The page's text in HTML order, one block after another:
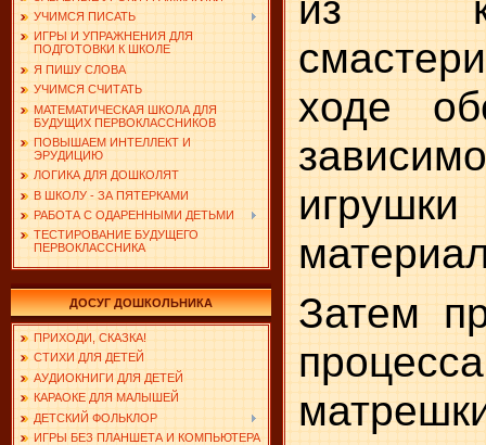
УЧИМСЯ ПИСАТЬ
ИГРЫ И УПРАЖНЕНИЯ ДЛЯ
ПОДГОТОВКИ К ШКОЛЕ
Я ПИШУ СЛОВА
УЧИМСЯ СЧИТАТЬ
МАТЕМАТИЧЕСКАЯ ШКОЛА ДЛЯ
БУДУЩИХ ПЕРВОКЛАССНИКОВ
ПОВЫШАЕМ ИНТЕЛЛЕКТ И
ЭРУДИЦИЮ
ЛОГИКА ДЛЯ ДОШКОЛЯТ
В ШКОЛУ - ЗА ПЯТЕРКАМИ
РАБОТА С ОДАРЕННЫМИ ДЕТЬМИ
ТЕСТИРОВАНИЕ БУДУЩЕГО
ПЕРВОКЛАССНИКА
ДОСУГ ДОШКОЛЬНИКА
ПРИХОДИ, СКАЗКА!
СТИХИ ДЛЯ ДЕТЕЙ
АУДИОКНИГИ ДЛЯ ДЕТЕЙ
КАРАОКЕ ДЛЯ МАЛЫШЕЙ
ДЕТСКИЙ ФОЛЬКЛОР
ИГРЫ БЕЗ ПЛАНШЕТА И КОМПЬЮТЕРА
ходе
игрушки
Затем